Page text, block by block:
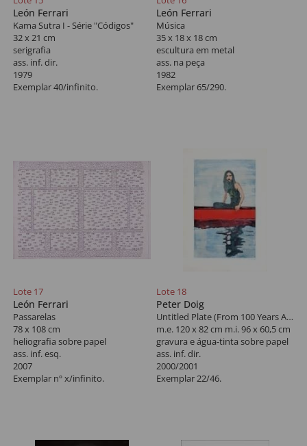
León Ferrari
Kama Sutra I - Série "Códigos"
32 x 21 cm
serigrafia
ass. inf. dir.
1979
Exemplar 40/infinito.
León Ferrari
Música
35 x 18 x 18 cm
escultura em metal
ass. na peça
1982
Exemplar 65/290.
Lote 17
León Ferrari
Passarelas
78 x 108 cm
heliografia sobre papel
ass. inf. esq.
2007
Exemplar nº x/infinito.
Lote 18
Peter Doig
Untitled Plate (From 100 Years Ago)
m.e. 120 x 82 cm m.i. 96 x 60,5 cm
gravura e água-tinta sobre papel
ass. inf. dir.
2000/2001
Exemplar 22/46.